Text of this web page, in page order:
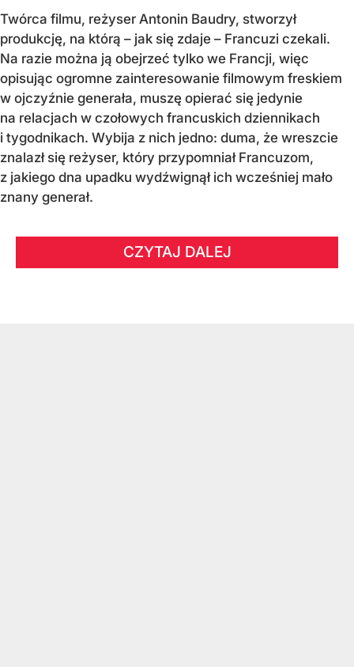
Twórca filmu, reżyser Antonin Baudry, stworzył
produkcję, na którą – jak się zdaje – Francuzi czekali.
Na razie można ją obejrzeć tylko we Francji, więc
opisując ogromne zainteresowanie filmowym freskiem
w ojczyźnie generała, muszę opierać się jedynie
na relacjach w czołowych francuskich dziennikach
i tygodnikach. Wybija z nich jedno: duma, że wreszcie
znalazł się reżyser, który przypomniał Francuzom,
z jakiego dna upadku wydźwignął ich wcześniej mało
znany generał.
CZYTAJ DALEJ